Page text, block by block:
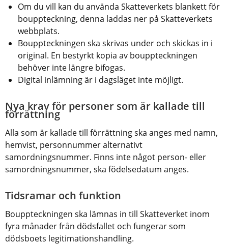
Om du vill kan du använda Skatteverkets blankett för
bouppteckning, denna laddas ner på Skatteverkets
webbplats.
Bouppteckningen ska skrivas under och skickas in i
original. En bestyrkt kopia av bouppteckningen
behöver inte längre bifogas.
Digital inlämning är i dagsläget inte möjligt.
Nya krav för personer som är kallade till
förrättning
Alla som är kallade till förrättning ska anges med namn,
hemvist, personnummer alternativt
samordningsnummer. Finns inte något person- eller
samordningsnummer, ska födelsedatum anges.
Tidsramar och funktion
Bouppteckningen ska lämnas in till Skatteverket inom
fyra månader från dödsfallet och fungerar som
dödsboets legitimationshandling.